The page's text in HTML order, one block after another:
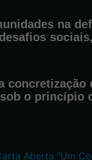
na
concretização
o princípio
Aberta “Um